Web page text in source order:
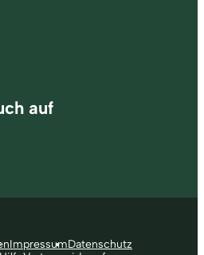
auf
ImpressumDatenschutz